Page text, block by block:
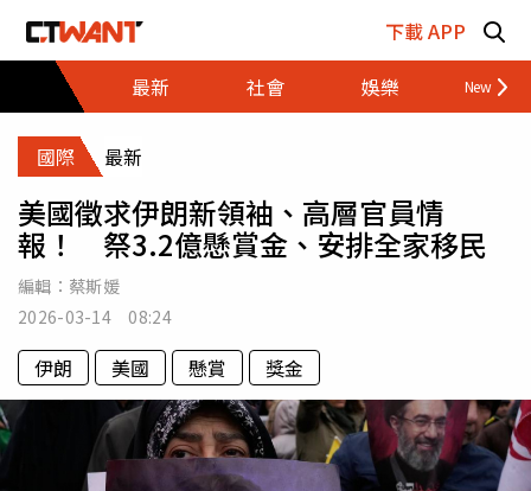
下載 APP
最新
社會 娛樂 財經
國際 最新
美國徵求伊朗新領袖、高層官員情
報！ 祭3.2億懸賞金、安排全家移民
編輯： 蔡斯媛
2026-03-14 08:24
伊朗 美國 懸賞 獎金